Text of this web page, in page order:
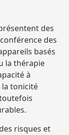
des
des
basés
la thérapie
à
tonicité
risques et